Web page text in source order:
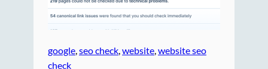
google, seo check, website, website seo
check